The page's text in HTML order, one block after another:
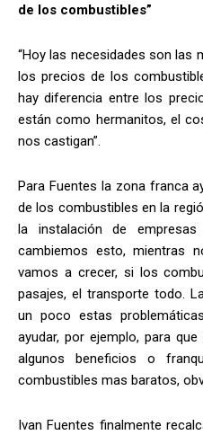
de los combustibles”
“Hoy las necesidades son las
los precios de los
hay diferencia entre los
están como hermanitos, el
nos castigan”.
Para Fuentes la zona franca
de los combustibles en la
la instalación de
cambiemos esto, mientras
vamos a crecer, si los
pasajes, el transporte todo.
un poco estas
ayudar, por ejemplo, para
algunos beneficios o
combustibles mas baratos,
Ivan Fuentes finalmente